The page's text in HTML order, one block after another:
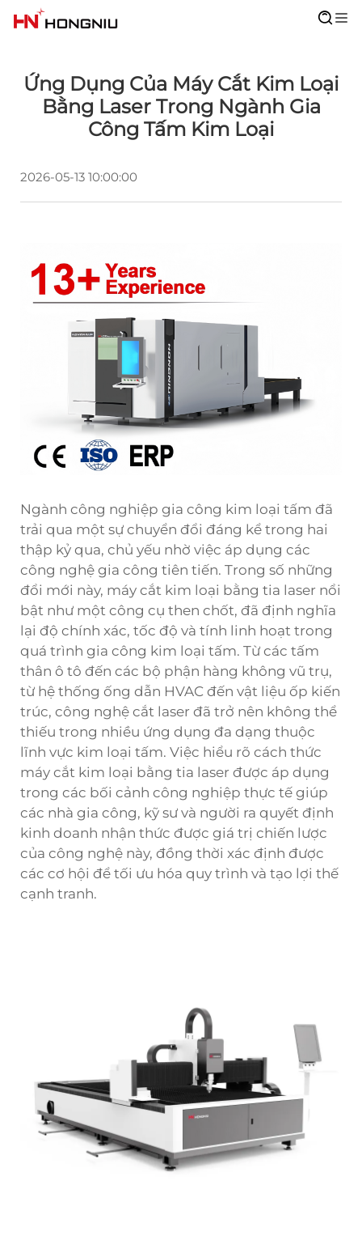
Ứng Dụng Của Máy Cắt Kim Loại
Bằng Laser Trong Ngành Gia
Công Tấm Kim Loại
2026-05-13 10:00:00
Ngành công nghiệp gia công kim loại tấm đã
trải qua một sự chuyển đổi đáng kể trong hai
thập kỷ qua, chủ yếu nhờ việc áp dụng các
công nghệ gia công tiên tiến. Trong số những
đổi mới này, máy cắt kim loại bằng tia laser nổi
bật như một công cụ then chốt, đã định nghĩa
lại độ chính xác, tốc độ và tính linh hoạt trong
quá trình gia công kim loại tấm. Từ các tấm
thân ô tô đến các bộ phận hàng không vũ trụ,
từ hệ thống ống dẫn HVAC đến vật liệu ốp kiến
trúc, công nghệ cắt laser đã trở nên không thể
thiếu trong nhiều ứng dụng đa dạng thuộc
lĩnh vực kim loại tấm. Việc hiểu rõ cách thức
máy cắt kim loại bằng tia laser được áp dụng
trong các bối cảnh công nghiệp thực tế giúp
các nhà gia công, kỹ sư và người ra quyết định
kinh doanh nhận thức được giá trị chiến lược
của công nghệ này, đồng thời xác định được
các cơ hội để tối ưu hóa quy trình và tạo lợi thế
cạnh tranh.